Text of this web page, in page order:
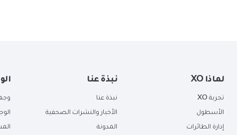
لماذا XO
تجربة XO
الأسطول
إدارة الطائرات
نبذة عنا
نبذة عنا
الأخبار والنشرات الصحفية
المدونة